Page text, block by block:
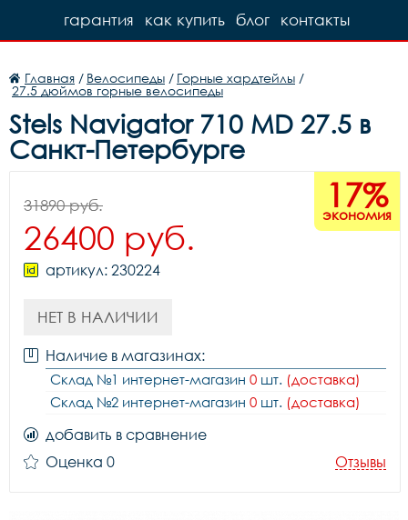
контакты
блог
как купить
гарантия
Главная / Велосипеды / Горные хардтейлы /
27.5 дюймов горные велосипеды
Stels Navigator 710 MD 27.5 в
Санкт-Петербурге
17%
экономия
31890 руб.
26400 руб.
артикул: 230224
НЕТ В НАЛИЧИИ
Наличие в магазинах:
Склад №1 интернет-магазин 0 шт. (доставка)
Склад №2 интернет-магазин 0 шт. (доставка)
добавить в сравнение
Оценка 0
Отзывы